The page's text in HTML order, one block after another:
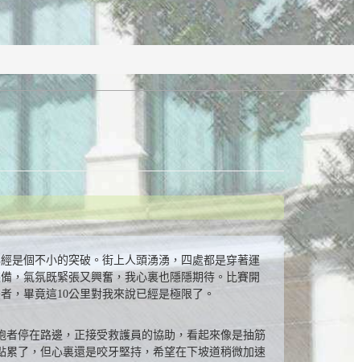
是個不小的突破。街上人頭湧湧，四處都是穿著運
，氣氛既緊張又興奮，我心裏也隱隱期待。比賽開
，畢竟這10公里對我來說已經是極限了。
停在路邊，正接受救護員的協助，看起來像是抽筋
了，但心裏還是咬牙堅持，希望在下坡道稍微加速